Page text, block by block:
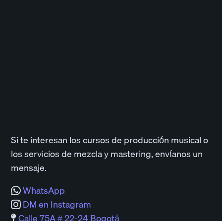
Si te interesan los cursos de producción musical o
los servicios de mezcla y mastering, envíanos un
mensaje.
WhatsApp
DM en Instagram